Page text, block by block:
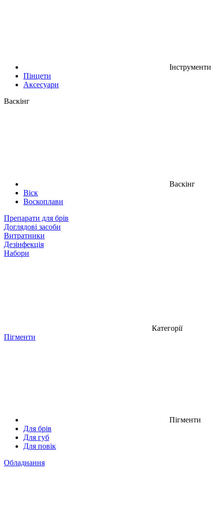
Інструменти
Пінцети
Аксесуари
Васкінг
Васкінг
Віск
Воскоплави
Препарати для брів
Доглядові засоби
Витратники
Дезінфекція
Набори
Категорії
Пігменти
Пігменти
Для брів
Для губ
Для повік
Обладнання